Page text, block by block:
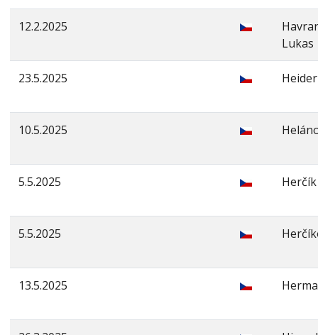
12.2.2025
Lukas
23.5.2025
10.5.2025
5.5.2025
5.5.2025
13.5.2025